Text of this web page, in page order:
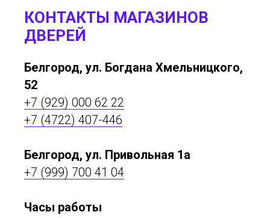
КОНТАКТЫ МАГАЗИНОВ
ДВЕРЕЙ
Белгород, ул. Богдана Хмельницкого,
52
+7 (929) 000 62 22
+7 (4722) 407-446
Белгород, ул. Привольная 1а
+7 (999) 700 41 04
Часы работы